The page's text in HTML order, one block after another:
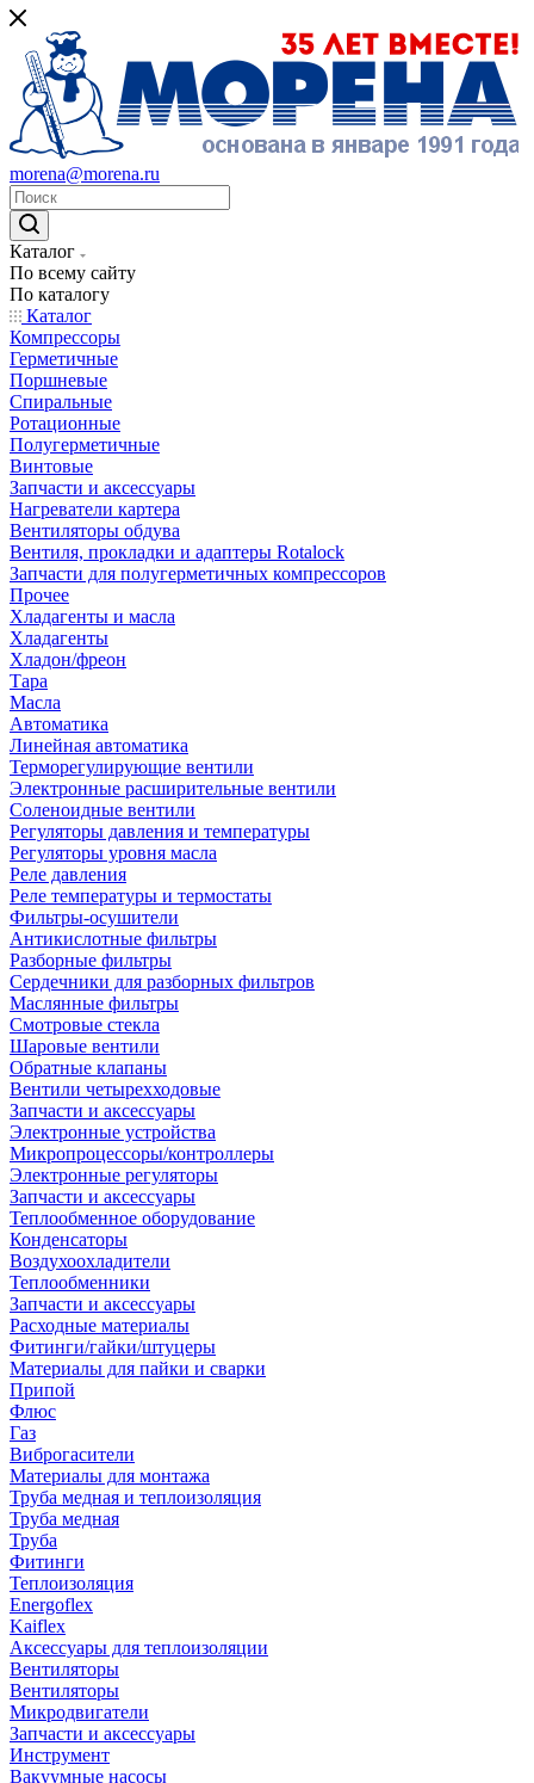
morena@morena.ru
Каталог
По всему сайту
По каталогу
Каталог
Компрессоры
Герметичные
Поршневые
Спиральные
Ротационные
Полугерметичные
Винтовые
Запчасти и аксессуары
Нагреватели картера
Вентиляторы обдува
Вентиля, прокладки и адаптеры Rotalock
Запчасти для полугерметичных компрессоров
Прочее
Хладагенты и масла
Хладагенты
Хладон/фреон
Тара
Масла
Автоматика
Линейная автоматика
Терморегулирующие вентили
Электронные расширительные вентили
Соленоидные вентили
Регуляторы давления и температуры
Регуляторы уровня масла
Реле давления
Реле температуры и термостаты
Фильтры-осушители
Антикислотные фильтры
Разборные фильтры
Сердечники для разборных фильтров
Маслянные фильтры
Смотровые стекла
Шаровые вентили
Обратные клапаны
Вентили четырехходовые
Запчасти и аксессуары
Электронные устройства
Микропроцессоры/контроллеры
Электронные регуляторы
Запчасти и аксессуары
Теплообменное оборудование
Конденсаторы
Воздухоохладители
Теплообменники
Запчасти и аксессуары
Расходные материалы
Фитинги/гайки/штуцеры
Материалы для пайки и сварки
Припой
Флюс
Газ
Виброгасители
Материалы для монтажа
Труба медная и теплоизоляция
Труба медная
Труба
Фитинги
Теплоизоляция
Energoflex
Kaiflex
Аксессуары для теплоизоляции
Вентиляторы
Вентиляторы
Микродвигатели
Запчасти и аксессуары
Инструмент
Вакуумные насосы